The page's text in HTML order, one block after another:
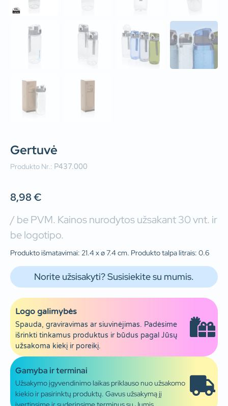
Gertuvė
Produkto Nr.: P437.000
8,98€
/ be PVM. Kainos nurodytos užsakant 30 vnt. ir
be logotipo.
Produkto išmatavimai: 21.4 x ø 7.4 cm. Produkto talpa litrais: 0.6
Norite užsisakyti? Susisiekite su mumis.
Logo galimybės
Spauda, graviravimas ar siuvinėjimas. Padėsime
išrinkti tinkamus produktus ir būdus pagal Jūsų
užsakoma kiekį ir poreikį.
Gamyba ir terminai
Užsakymo įgyvendinimo laikas priklauso nuo užsakomo
kiekio ir pasirinktų produktų. Gavus užsakymą jį